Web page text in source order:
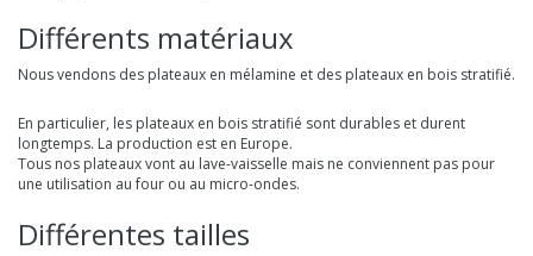
Différents matériaux
Nous vendons des plateaux en mélamine et des plateaux en bois stratifié.
En particulier, les plateaux en bois stratifié sont durables et durent
longtemps. La production est en Europe.
Tous nos plateaux vont au lave-vaisselle mais ne conviennent pas pour
une utilisation au four ou au micro-ondes.
Différentes tailles